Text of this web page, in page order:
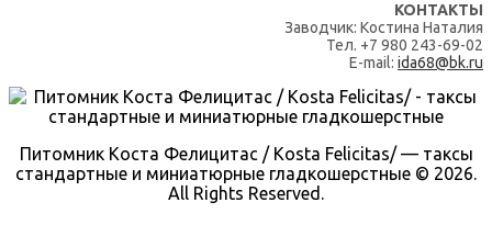
КОНТАКТЫ
Заводчик: Костина Наталия
Тел. +7 980 243-69-02
E-mail: ida68@bk.ru
Питомник Коста Фелицитас / Kosta Felicitas/ — таксы
стандартные и миниатюрные гладкошерстные © 2026.
All Rights Reserved.